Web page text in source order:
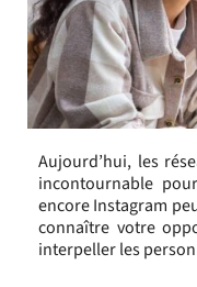
Aujourd’hui, les
incontournable
encore Instagram
connaître votre
interpeller les